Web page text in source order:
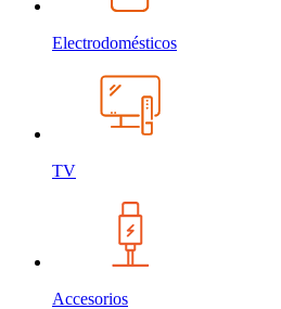
Electrodomésticos
TV
Accesorios